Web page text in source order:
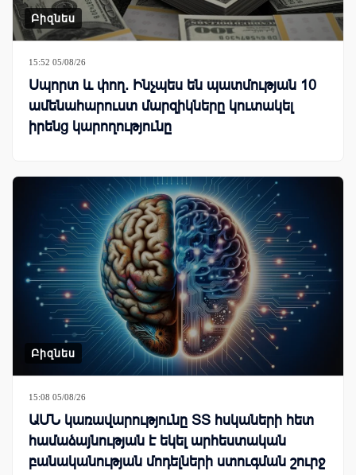
Բիզնես
15:52 05/08/26
Սպորտ և փող. Ինչպես են պատմության 10
ամենահարուստ մարզիկները կուտակել
իրենց կարողությունը
Բիզնես
15:08 05/08/26
ԱՄՆ կառավարությունը ՏՏ հսկաների հետ
համաձայնության է եկել արհեստական
բանականության մոդելների ստուգման շուրջ